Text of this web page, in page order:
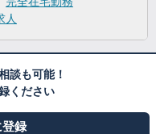
人
談も可能！
ください
録